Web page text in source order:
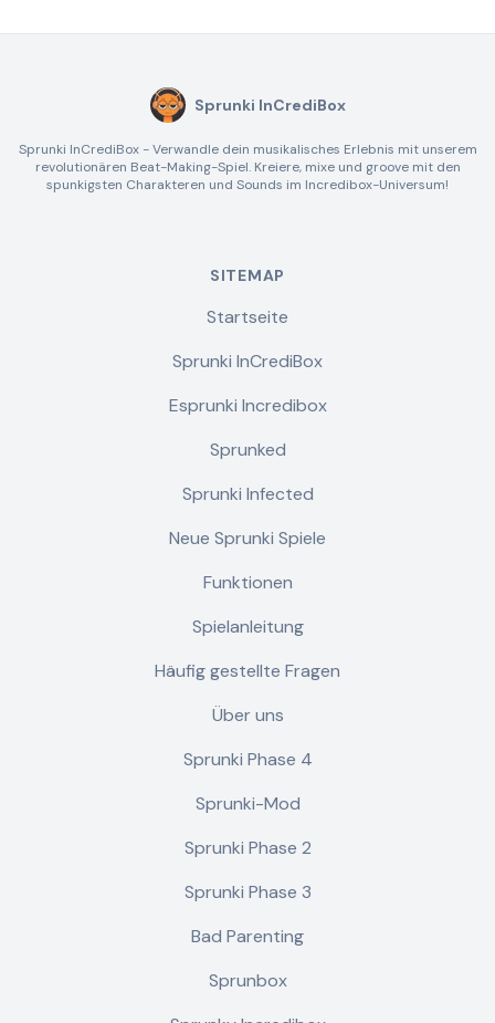
Sprunki InCrediBox
Sprunki InCrediBox - Verwandle dein musikalisches Erlebnis mit unserem
revolutionären Beat-Making-Spiel. Kreiere, mixe und groove mit den
spunkigsten Charakteren und Sounds im Incredibox-Universum!
SITEMAP
Startseite
Sprunki InCrediBox
Esprunki Incredibox
Sprunked
Sprunki Infected
Neue Sprunki Spiele
Funktionen
Spielanleitung
Häufig gestellte Fragen
Über uns
Sprunki Phase 4
Sprunki-Mod
Sprunki Phase 2
Sprunki Phase 3
Bad Parenting
Sprunbox